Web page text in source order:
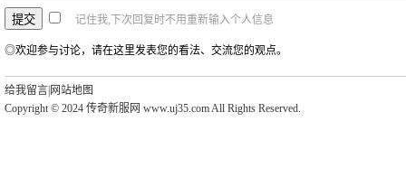
记住我,下次回复时不用重新输入个人信息
◎欢迎参与讨论，请在这里发表您的看法、交流您的观点。
给我留言 网站地图
Copyright © 2024 传奇新服网 www.uj35.com All Rights Reserved.